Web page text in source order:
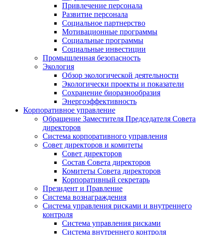
Привлечение персонала
Развитие персонала
Социальное партнерство
Мотивационные программы
Социальные программы
Социальные инвестиции
Промышленная безопасность
Экология
Обзор экологической деятельности
Экологически проекты и показатели
Сохранение биоразнообразия
Энергоэффективность
Корпоративное управление
Обращение Заместителя Председателя Совета
директоров
Система корпоративного управления
Совет директоров и комитеты
Совет директоров
Состав Совета директоров
Комитеты Совета директоров
Корпоративный секретарь
Президент и Правление
Система вознаграждения
Система управления рисками и внутреннего
контроля
Система управления рисками
Система внутреннего контроля